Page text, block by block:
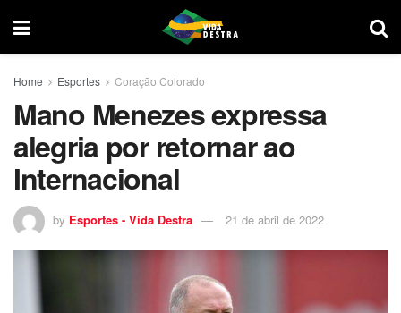
Home Esportes Coração Colorado
Mano Menezes expressa
alegria por retornar ao
Internacional
by Esportes - Vida Destra 21 de abril de 2022